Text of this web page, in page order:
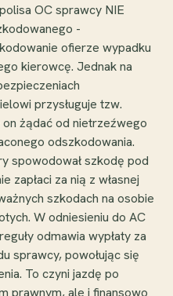
OC sprawcy NIE
-
ofierze wypadku
kierowcę. Jednak na
przysługuje tzw.
żądać od nietrzeźwego
odszkodowania.
spowodował szkodę pod
zapłaci za nią z własnej
szkodach na osobie
W odniesieniu do AC
odmawia wypłaty za
sprawcy, powołując się
To czyni jazdę po
prawnym, ale i finansowo